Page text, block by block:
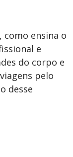
ensina o
e
do corpo e
pelo
desse